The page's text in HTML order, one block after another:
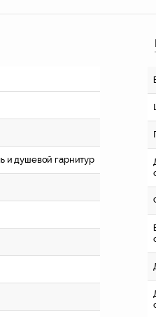
и душевой гарнитур